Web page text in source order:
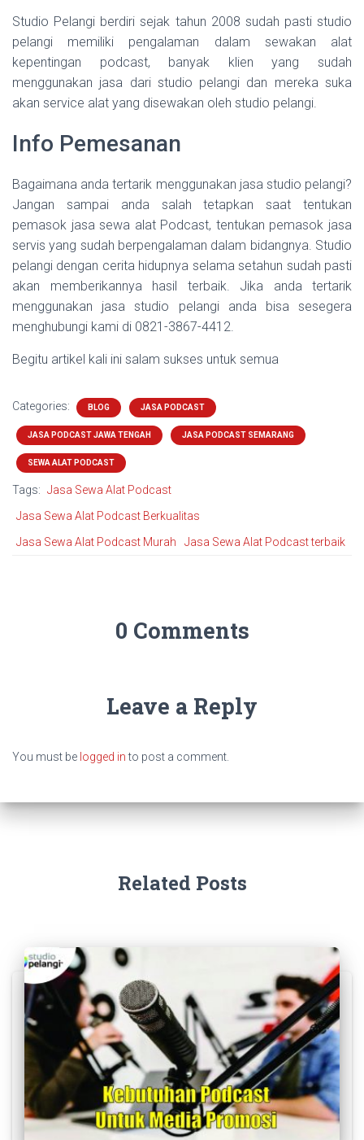
Studio Pelangi berdiri sejak tahun 2008 sudah pasti studio
pelangi memiliki pengalaman dalam sewakan alat
kepentingan podcast, banyak klien yang sudah
menggunakan jasa dari studio pelangi dan mereka suka
akan service alat yang disewakan oleh studio pelangi.
Info Pemesanan
Bagaimana anda tertarik menggunakan jasa studio pelangi?
Jangan sampai anda salah tetapkan saat tentukan
pemasok jasa sewa alat Podcast, tentukan pemasok jasa
servis yang sudah berpengalaman dalam bidangnya. Studio
pelangi dengan cerita hidupnya selama setahun sudah pasti
akan memberikannya hasil terbaik. Jika anda tertarik
menggunakan jasa studio pelangi anda bisa sesegera
menghubungi kami di 0821-3867-4412.
Begitu artikel kali ini salam sukses untuk semua
Categories: BLOG JASA PODCAST
JASA PODCAST JAWA TENGAH JASA PODCAST SEMARANG
SEWA ALAT PODCAST
Tags: Jasa Sewa Alat Podcast
Jasa Sewa Alat Podcast Berkualitas
Jasa Sewa Alat Podcast Murah
Jasa Sewa Alat Podcast terbaik
0 Comments
Leave a Reply
You must be logged into post a comment.
Related Posts